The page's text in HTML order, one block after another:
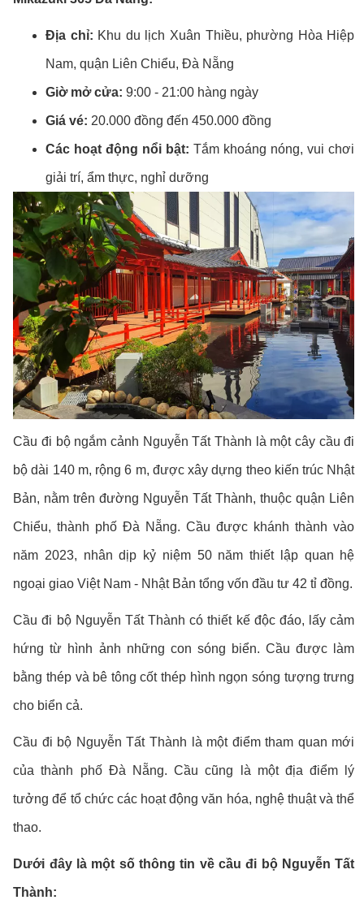
Địa chỉ: Khu du lịch Xuân Thiều, phường Hòa Hiệp
Nam, quận Liên Chiểu, Đà Nẵng
Giờ mở cửa: 9:00 - 21:00 hàng ngày
Giá vé:20.000 đồng đến 450.000 đồng
Các hoạt động nổi bật:Tắm khoáng nóng, vui chơi
giải trí, ẩm thực, nghỉ dưỡng
Cầu đi bộ ngắm cảnh Nguyễn Tất Thành là một cây cầu đi
bộ dài 140 m, rộng 6 m, được xây dựng theo kiến trúc Nhật
Bản, nằm trên đường Nguyễn Tất Thành, thuộc quận Liên
Chiểu, thành phố Đà Nẵng. Cầu được khánh thành vào
năm 2023, nhân dịp kỷ niệm 50 năm thiết lập quan hệ
ngoại giao Việt Nam - Nhật Bản tổng vốn đầu tư 42 tỉ đồng.
Cầu đi bộ Nguyễn Tất Thành có thiết kế độc đáo, lấy cảm
hứng từ hình ảnh những con sóng biển. Cầu được làm
bằng thép và bê tông cốt thép hình ngọn sóng tượng trưng
cho biển cả.
Cầu đi bộ Nguyễn Tất Thành là một điểm tham quan mới
của thành phố Đà Nẵng. Cầu cũng là một địa điểm lý
tưởng để tổ chức các hoạt động văn hóa, nghệ thuật và thể
thao.
Dưới đây là một số thông tin về cầu đi bộ Nguyễn Tất
Thành: